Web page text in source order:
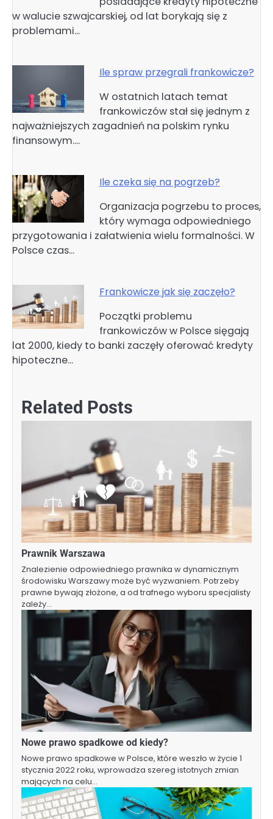
w walucie szwajcarskiej, od lat borykają się z
problemami…
Ile spraw przegrali frankowicze?
W ostatnich latach temat
frankowiczów stał się jednym z
najważniejszych zagadnień na polskim rynku
finansowym.…
Ile czeka się na pogrzeb?
Organizacja pogrzebu to proces,
który wymaga odpowiedniego
przygotowania i załatwienia wielu formalności. W
Polsce czas…
Frankowicze jak się zaczęło?
Początki problemu
frankowiczów w Polsce sięgają
lat 2000, kiedy to banki zaczęły oferować kredyty
hipoteczne…
Related Posts
Prawnik Warszawa
Znalezienie odpowiedniego prawnika w dynamicznym
środowisku Warszawy może być wyzwaniem. Potrzeby
prawne bywają złożone, a od trafnego wyboru specjalisty
zależy…
Nowe prawo spadkowe od kiedy?
Nowe prawo spadkowe w Polsce, które weszło w życie 1
stycznia 2022 roku, wprowadza szereg istotnych zmian
mających na celu…